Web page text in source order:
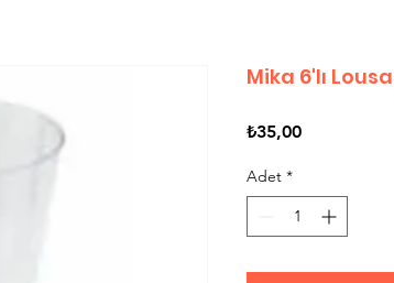
Mika 6'lı
₺35,00Fiyat
Adet *